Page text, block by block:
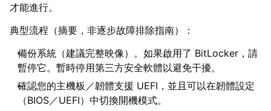
才能進行。
典型流程（摘要，非逐步故障排除指南）：
備份系統（建議完整映像）。如果啟用了 BitLocker，請
暫停它。暫時停用第三方安全軟體以避免干擾。
確認您的主機板／韌體支援 UEFI，並且可以在韌體設定
（BIOS／UEFI）中切換開機模式。